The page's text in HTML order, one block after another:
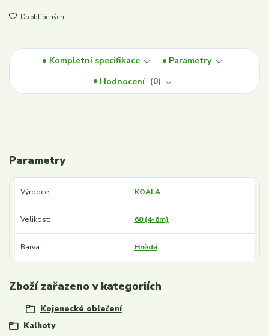
Do oblíbených
Kompletní specifikace
Parametry
Hodnocení
0
Parametry
Výrobce KOALA
Velikost 68 (4-6m)
Barva Hnědá
Zboží zařazeno v kategoriích
Kojenecké oblečení
Kalhoty